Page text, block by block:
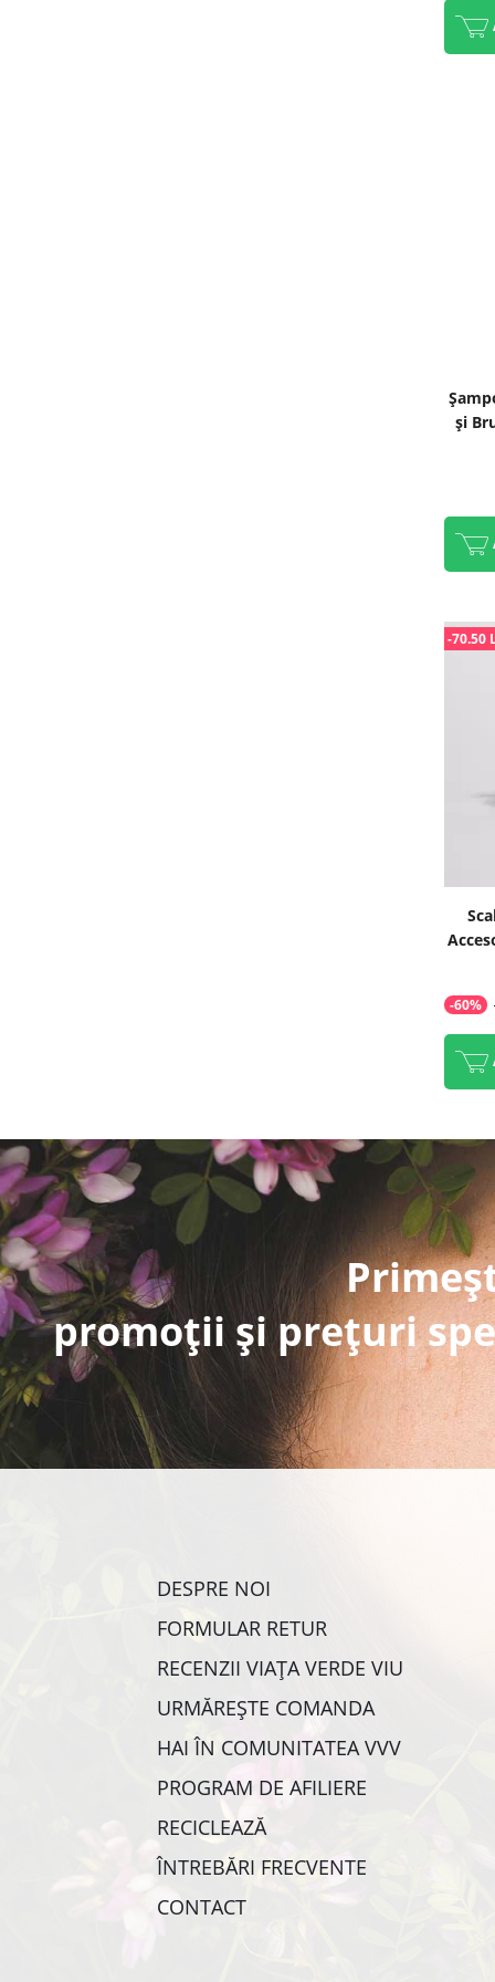
și
-60%
-70.50
promoții și prețuri
DESPRE NOI
FORMULAR RETUR
RECENZII VIAȚA VERDE VIU
URMĂREȘTE COMANDA
HAI ÎN COMUNITATEA VVV
PROGRAM DE AFILIERE
RECICLEAZĂ
ÎNTREBĂRI FRECVENTE
CONTACT